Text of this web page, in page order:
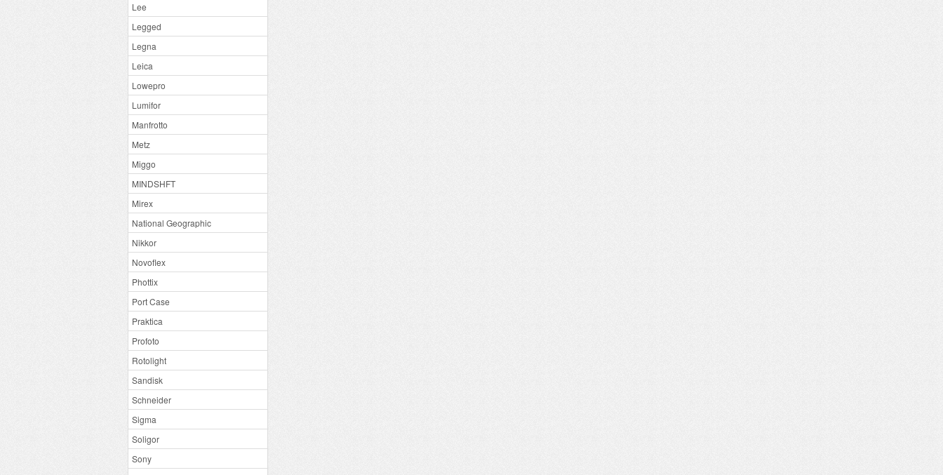
Lee
Legged
Legna
Leica
Lowepro
Lumifor
Manfrotto
Metz
Miggo
MINDSHFT
Mirex
National Geographic
Nikkor
Novoflex
Phottix
Port Case
Praktica
Profoto
Rotolight
Sandisk
Schneider
Sigma
Soligor
Sony